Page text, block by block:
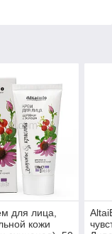
для лица,
кожи